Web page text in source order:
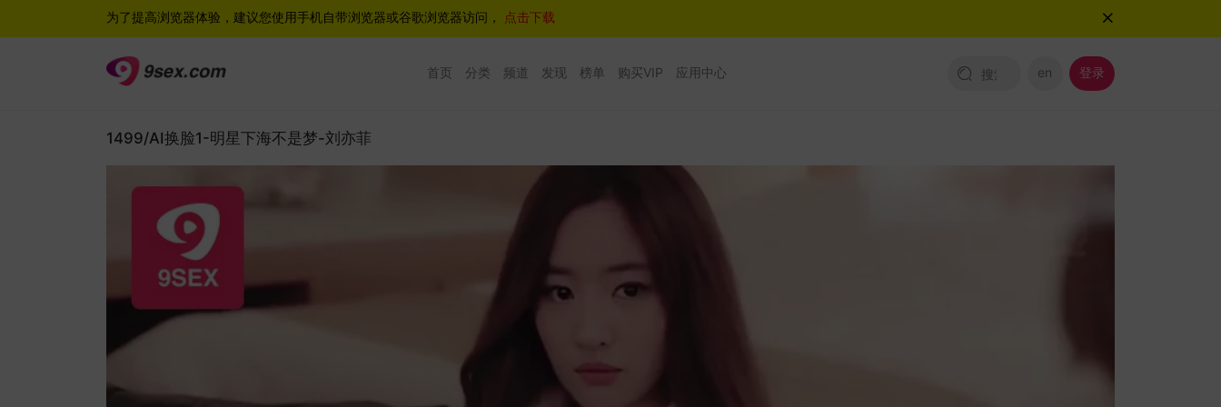
为了提高浏览器体验，建议您使用手机自带浏览器或谷歌浏览器访问， 点击下载
首页 分类 频道 发现 榜单 购买VIP 应用中心 en 登录
1499/AI换脸1-明星下海不是梦-刘亦菲